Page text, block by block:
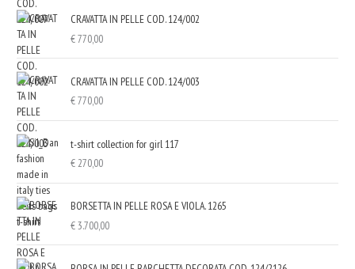
CRAVATTA IN PELLE COD. 124/002
€770,00
CRAVATTA IN PELLE COD. 124/003
€770,00
t-shirt collection for girl 117
€270,00
BORSETTA IN PELLE ROSA E VIOLA. 1265
€3.700,00